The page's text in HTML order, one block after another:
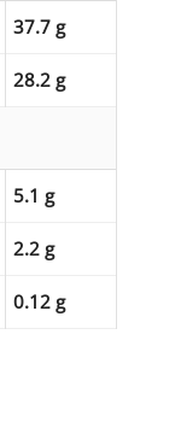
37.7 g
28.2 g
5.1 g
2.2 g
0.12 g